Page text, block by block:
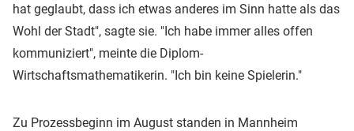
hat geglaubt, dass ich etwas anderes im Sinn hatte als das
Wohl der Stadt", sagte sie. "Ich habe immer alles offen
kommuniziert", meinte die Diplom-
Wirtschaftsmathematikerin. "Ich bin keine Spielerin."
Zu Prozessbeginn im August standen in Mannheim